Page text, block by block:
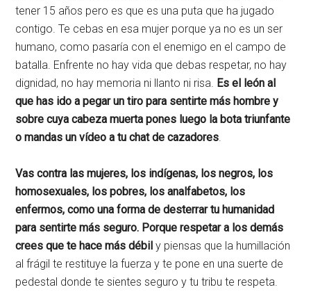
tener 15 años pero es que es una puta que ha jugado
contigo. Te cebas en esa mujer porque ya no es un ser
humano, como pasaría con el enemigo en el campo de
batalla. Enfrente no hay vida que debas respetar, no hay
dignidad, no hay memoria ni llanto ni risa. Es el león al
que has ido a pegar un tiro para sentirte más hombre y
sobre cuya cabeza muerta pones luego la bota triunfante
o mandas un vídeo a tu chat de cazadores
Vas contra las mujeres, los indígenas, los negros, los
homosexuales, los pobres, los analfabetos, los
enfermos, como una forma de desterrar tu humanidad
para sentirte más seguro. Porque respetar a los demás
crees que te hace más débil y piensas que la humillación
al frágil te restituye la fuerza y te pone en una suerte de
pedestal donde te sientes seguro y tu tribu te respeta.